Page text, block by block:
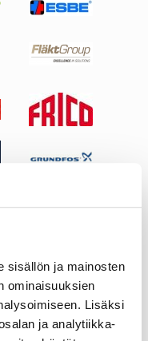
sisällön ja mainosten
ominaisuuksien
Lisäksi
ja analytiikka-